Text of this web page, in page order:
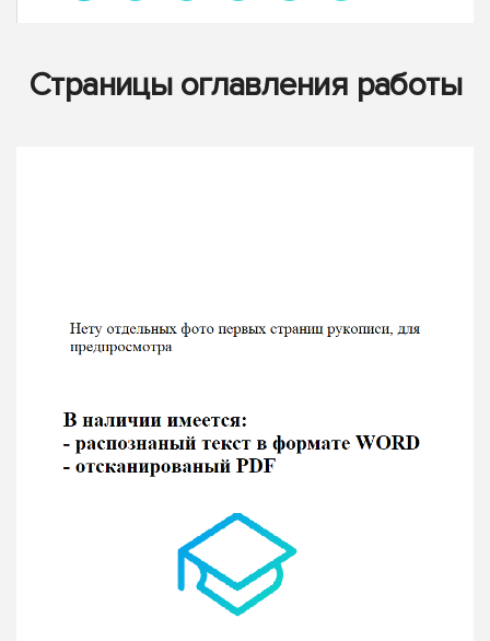
Страницы оглавления работы